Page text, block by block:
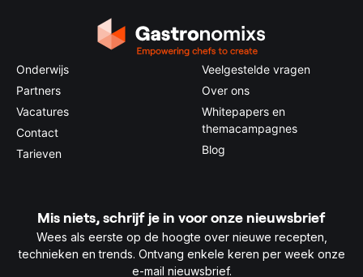
Onderwijs
Partners
Vacatures
Contact
Tarieven
Veelgestelde vragen
Over ons
Whitepapers en
themacampagnes
Blog
Mis niets, schrijf je in voor onze nieuwsbrief
Wees als eerste op de hoogte over nieuwe recepten,
technieken en trends. Ontvang enkele keren per week onze
e-mail nieuwsbrief.